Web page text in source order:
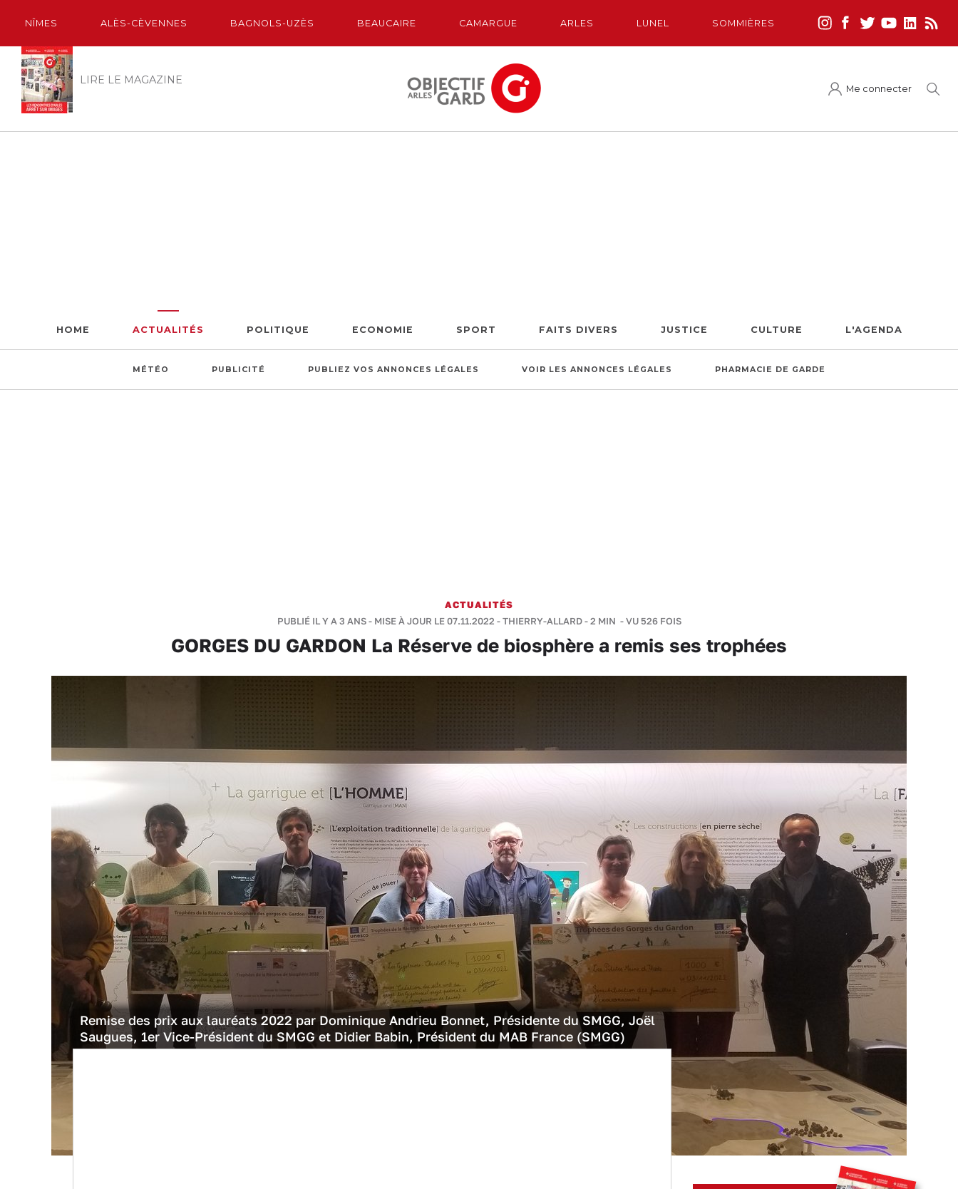
NÎMES ALÈS-CÈVENNES BAGNOLS-UZÈS BEAUCAIRE CAMARGUE ARLES LUNEL SOMMIÈRES
LIRE LE MAGAZINE
Me connecter
HOME ACTUALITÉS POLITIQUE ECONOMIE SPORT FAITS DIVERS JUSTICE CULTURE L'AGENDA
MÉTÉO PUBLICITÉ PUBLIEZ VOS ANNONCES LÉGALES VOIR LES ANNONCES LÉGALES PHARMACIE DE GARDE
ACTUALITÉS
PUBLIÉ IL Y A 3 ANS - MISE À JOUR LE 07.11.2022 -THIERRY-ALLARD-2 MIN - VU 526 FOIS
GORGES DU GARDON La Réserve de biosphère a remis ses trophées
Remise des prix aux lauréats 2022 par Dominique Andrieu Bonnet, Présidente du SMGG, Joël
Saugues, 1er Vice-Président du SMGG et Didier Babin, Président du MAB France (SMGG)